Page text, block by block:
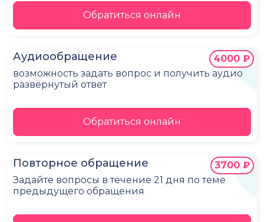
Обратиться онлайн
Аудиообращение
возможность задать вопрос и получить аудио
развёрнутый ответ
4000 ₽
Обратиться онлайн
Повторное обращение
Задайте вопросы в течение 21 дня по теме
предыдущего обращения
3700 ₽